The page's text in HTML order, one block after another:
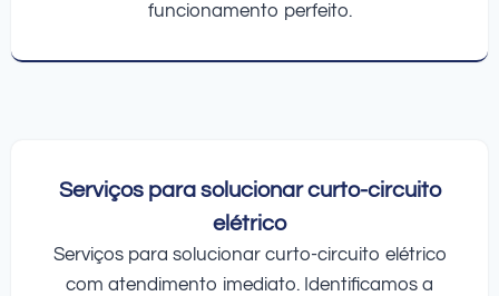
funcionamento perfeito.
Serviços para solucionar curto-circuito
elétrico
Serviços para solucionar curto-circuito elétrico
com atendimento imediato. Identificamos a